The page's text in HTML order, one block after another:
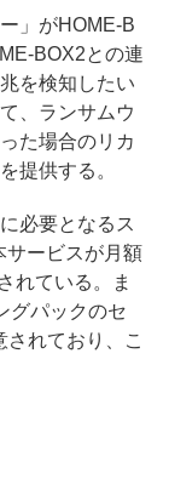
」がHOME-B
BOX2との連
を検知したい
、ランサムウ
た場合のリカ
提供する。
必要となるス
サービスが月額
れている。ま
グパックのセ
されており、こ